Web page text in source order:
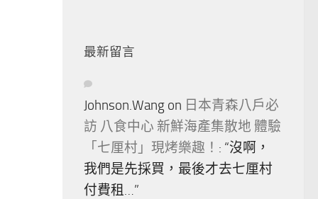
最新留言
Johnson.Wang on 日本青森八戶必
訪 八食中心 新鮮海產集散地 體驗
「七厘村」現烤樂趣！ : “沒啊，
我們是先採買，最後才去七厘村
付費租…”